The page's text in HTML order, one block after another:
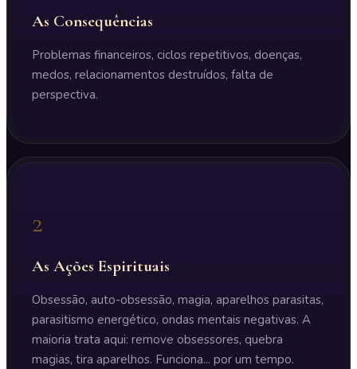
As Consequências
Problemas financeiros, ciclos repetitivos, doenças,
medos, relacionamentos destruídos, falta de
perspectiva.
2
As Ações Espirituais
Obsessão, auto-obsessão, magia, aparelhos parasitas,
parasitismo energético, ondas mentais negativas. A
maioria trata aqui: remove obsessores, quebra
magias, tira aparelhos. Funciona... por um tempo.